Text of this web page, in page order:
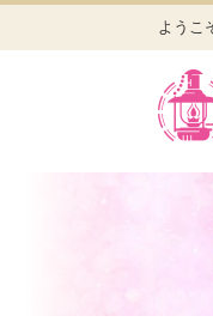
ようこ